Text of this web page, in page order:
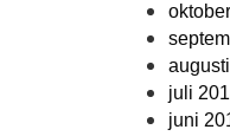
juli
juni